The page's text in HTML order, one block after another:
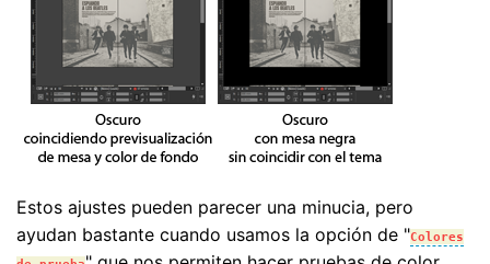
Estos ajustes pueden parecer una minucia, pero
ayudan bastante cuando usamos la opción de "Colores